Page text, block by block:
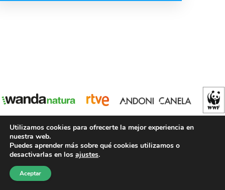
Copyright © 2021 PANTERAS
Utilizamos cookies para ofrecerte la mejor experiencia en
nuestra web.
Puedes aprender más sobre qué cookies utilizamos o
desactivarlas en los ajustes.
Aceptar